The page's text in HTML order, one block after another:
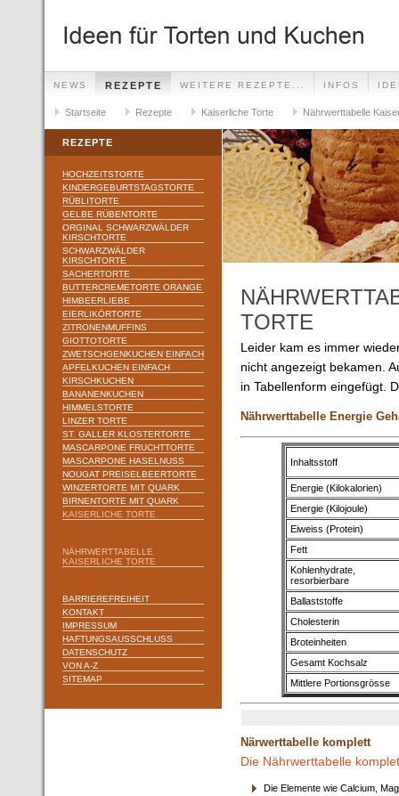
NEWS REZEPTE WEITERE REZEPTE... INFOS
Startseite Rezepte Kaiserliche Torte Nährwerttabelle
REZEPTE
HOCHZEITSTORTE
KINDERGEBURTSTAGSTORTE
RÜBLITORTE
GELBE RÜBENTORTE
ORGINAL SCHWARZWÄLDER
KIRSCHTORTE
SCHWARZWÄLDER
KIRSCHTORTE
SACHERTORTE
BUTTERCREMETORTE ORANGE
HIMBEERLIEBE
EIERLIKÖRTORTE
ZITRONENMUFFINS
GIOTTOTORTE
ZWETSCHGENKUCHEN EINFACH
APFELKUCHEN EINFACH
KIRSCHKUCHEN
BANANENKUCHEN
HIMMELSTORTE
LINZER TORTE
ST. GALLER KLOSTERTORTE
MASCARPONE FRUCHTTORTE
MASCARPONE HASELNUSS
NOUGAT PREISELBEERTORTE
WINZERTORTE MIT QUARK
BIRNENTORTE MIT QUARK
KAISERLICHE TORTE
NÄHRWERTTABELLE
KAISERLICHE TORTE
BARRIEREFREIHEIT
KONTAKT
IMPRESSUM
HAFTUNGSAUSSCHLUSS
DATENSCHUTZ
VON A-Z
SITEMAP
TORTE
Leider kam es immer
nicht angezeigt bekamen.
in Tabellenform eingefügt.
Nährwerttabelle Energie
Inhaltsstoff
Energie (Kilokalorien)
Energie (Kilojoule)
Eiweiss (Protein)
Fett
Kohlenhydrate,
resorbierbare
Ballaststoffe
Cholesterin
Broteinheiten
Gesamt Kochsalz
Mittlere Portionsgrösse
Närwerttabelle komplett
Die Nährwerttabelle
Die Elemente wie Calcium,